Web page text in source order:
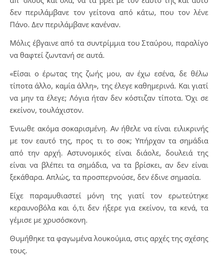
δεν περιλάμβανε τον γείτονα από κάτω, που τον λένε
Πάνο. Δεν περιλάμβανε κανέναν.
Μόλις έβγαινε από τα συντρίμμια του Σταύρου, παραλίγο
να θαφτεί ζωντανή σε αυτά.
«Είσαι ο έρωτας της ζωής μου, αν έχω εσένα, δε θέλω
τίποτα άλλο, καμία άλλη», της έλεγε καθημερινά. Και γιατί
να μην τα έλεγε; Λόγια ήταν δεν κόστιζαν τίποτα. Όχι σε
εκείνον, τουλάχιστον.
Ένιωθε ακόμα σοκαρισμένη. Αν ήθελε να είναι ειλικρινής
με τον εαυτό της, προς τι το σοκ; Υπήρχαν τα σημάδια
από την αρχή. Αστυνομικός είναι διάολε, δουλειά της
είναι να βλέπει τα σημάδια, να τα βρίσκει, αν δεν είναι
ξεκάθαρα. Απλώς, τα προσπερνούσε, δεν έδινε σημασία.
Είχε παραμυθιαστεί μόνη της γιατί τον ερωτεύτηκε
κεραυνοβόλα και ό,τι δεν ήξερε για εκείνον, τα κενά, τα
γέμισε με χρυσόσκονη.
Θυμήθηκε τα φαγωμένα λουκούμια, στις αρχές της σχέσης
τους.